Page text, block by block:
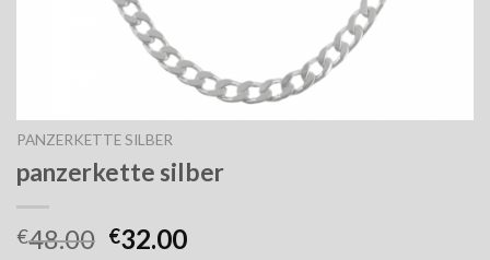
PANZERKETTE SILBER
panzerkette silber
€48.00 €32.00